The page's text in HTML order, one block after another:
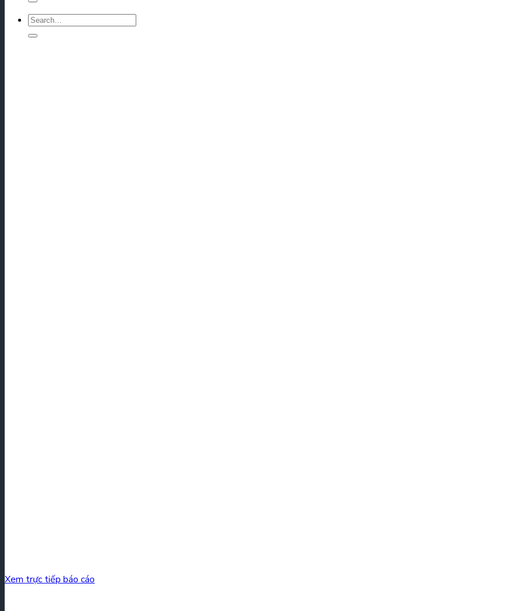
Xem trực tiếp báo cáo